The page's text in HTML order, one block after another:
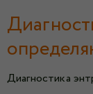
Диагностика